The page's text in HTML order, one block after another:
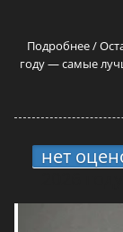
Подробнее /
году — самые
нет